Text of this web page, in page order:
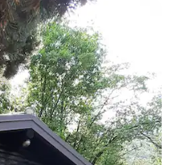
hóspedes